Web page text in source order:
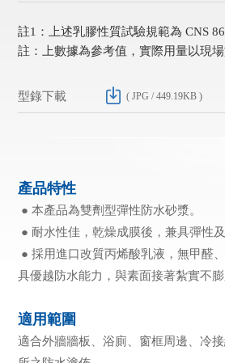
註1：上述乳膠性質試驗規範為 CNS
註：上數據為參考值，實際用量以現場
型錄下載 ( JPG / 449.19KB )
產品特性
● 本產品為雙劑型彈性防水砂漿。
● 耐水性佳，乾燥成膜後，兼具彈性
● 採用進口改質丙烯酸乳液，無甲醛
具優越防水能力，與素面接著紮實不膨
適用範圍
適合外牆牆板、浴廁、窗框周邊、冷